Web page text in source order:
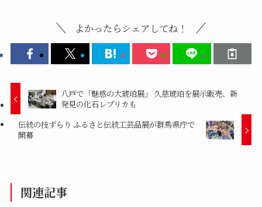
よかったらシェアしてね！
八戸で「魅惑の大琥珀展」 久慈琥珀を展示販売、新
発見の化石レプリカも
伝統の技ずらり ふるさと伝統工芸品展が群馬県庁で
開幕
関連記事